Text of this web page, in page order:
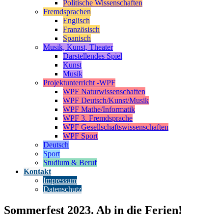
Politische Wissenschaften
Fremdsprachen
Englisch
Französisch
Spanisch
Musik, Kunst, Theater
Darstellendes Spiel
Kunst
Musik
Projektunterricht -WPF
WPF Naturwissenschaften
WPF Deutsch/Kunst/Musik
WPF Mathe/Informatik
WPF 3. Fremdsprache
WPF Gesellschaftswissenschaften
WPF Sport
Deutsch
Sport
Studium & Beruf
Kontakt
Impressum
Datenschutz
Sommerfest 2023. Ab in die Ferien!